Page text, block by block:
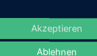
Akzeptieren
Ablehnen